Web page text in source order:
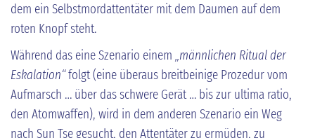
dem ein Selbstmordattentäter mit dem Daumen auf dem
roten Knopf steht.
Während das eine Szenario einem „männlichen Ritual der
Eskalation“folgt (eine überaus breitbeinige Prozedur vom
Aufmarsch … über das schwere Gerät … bis zur ultima ratio,
den Atomwaffen), wird in dem anderen Szenario ein Weg
nach Sun Tse gesucht, den Attentäter zu ermüden, zu